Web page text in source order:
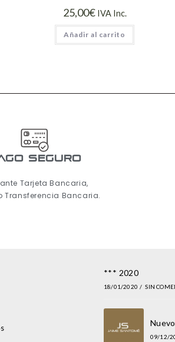
25,00€ IVA Inc.
Añadir al carrito
seguro
Tarjeta Bancaria,
Transferencia Bancaria.
*** 2020
18/01/2020 / SIN
09/12/